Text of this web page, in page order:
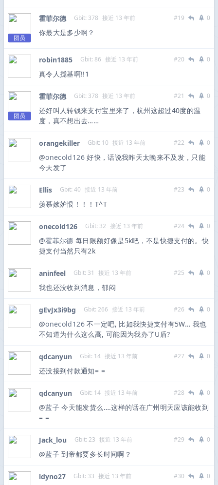
团员
霍菲尔德 Gbit: 378 接近 13 年前 #19 0
你最大是多少啊？
robin1885 Gbit: 86 接近 13 年前 #20 0
真令人搅基啊!!1
团员
霍菲尔德 Gbit: 378 接近 13 年前 #21 0
还好叫人转钱来支付宝里来了，杭州这超过40度的温
度，真不想出去……
orangekiller Gbit: 10 接近 13 年前 #22 0
@onecold126好快，话说我昨天太晚来不及发，只能
今天发了
Ellis Gbit: 40 接近 13 年前 #23 0
羡慕嫉妒恨！！！T^T
onecold126 Gbit: 32 接近 13 年前 #24 0
@霍菲尔德 每日限额好像是5k吧，不是快捷支付的。快
捷支付当然只有2k
aninfeel Gbit: 31 接近 13 年前 #25 0
我也还没收到消息，郁闷
gEvJx3i9bg Gbit: 266 接近 13 年前 #26 0
@onecold126不一定吧, 比如我快捷支付有5W… 我也
不知道为什么这么高, 可能因为我办了U盾?
qdcanyun Gbit: 14 接近 13 年前 #27 0
还没接到付款通知= =
qdcanyun Gbit: 14 接近 13 年前 #28 0
@蓝子 今天能发货么….这样的话在广州明天应该能收到
= =
Jack_lou Gbit: 23 接近 13 年前 #29 0
@蓝子 到帝都要多长时间啊？
ldyno27 Gbit: 33 接近 13 年前 #30 0